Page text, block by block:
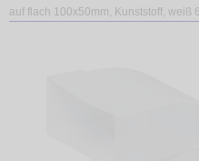
auf flach 100x50mm, Kunststoff, weiß